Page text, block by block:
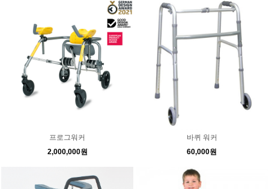
프로그워커
2,000,000원
바퀴 워커
60,000원